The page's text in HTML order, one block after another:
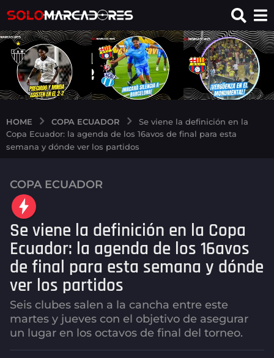
HOME COPA ECUADOR
Se viene la definición en la
Copa Ecuador: la agenda de los 16avos de final para esta
semana y dónde ver los partidos
2
m
e
s
e
s
a
g
o
2
m
COPA ECUADOR
Se viene la definición en la Copa
Ecuador: la agenda de los 16avos
de final para esta semana y dónde
ver los partidos
Seis clubes salen a la cancha entre este
martes y jueves con el objetivo de asegurar
un lugar en los octavos de final del torneo.